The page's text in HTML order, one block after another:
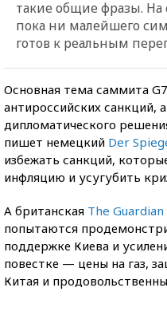
такие общие фразы. На
пока ни малейшего
готов к реальным
Основная тема саммита
антироссийских санкций,
дипломатического
пишет немецкий Der
избежать санкций,
инфляцию и усугубить
А британская The Guardian
попытаются
поддержке Киева и
повестке — цены на газ,
Китая и